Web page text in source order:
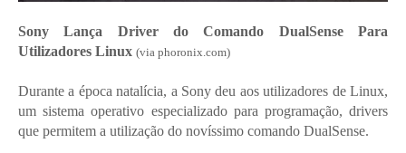
Sony Lança Driver do Comando DualSense Para
Utilizadores Linux (via phoronix.com)
Durante a época natalícia, a Sony deu aos utilizadores de Linux,
um sistema operativo especializado para programação, drivers
que permitem a utilização do novíssimo comando DualSense.